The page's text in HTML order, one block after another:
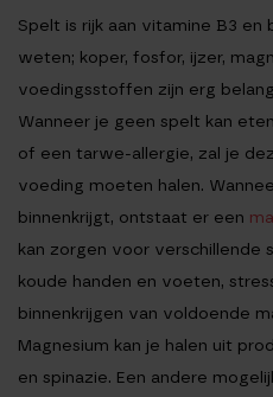
Spelt is rijk aan vitamine B3
weten; koper, fosfor, ijzer,
voedingsstoffen zijn erg
Wanneer je geen spelt kan
of een tarwe-allergie, zal je
voeding moeten halen.
binnenkrijgt, ontstaat er een
kan zorgen voor verschillende
koude handen en voeten,
binnenkrijgen van voldoende
Magnesium kan je halen uit
en spinazie. Een andere